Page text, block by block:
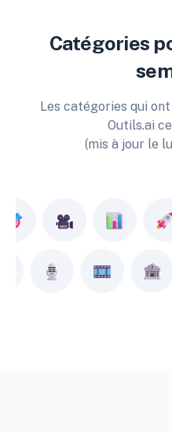
Catégories
Les catégories qui
Outils.ai
(mis à jour le